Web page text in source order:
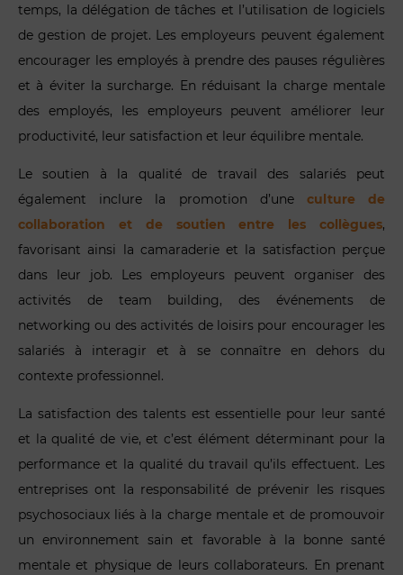
temps, la délégation de tâches et l’utilisation de logiciels
de gestion de projet. Les employeurs peuvent également
encourager les employés à prendre des pauses régulières
et à éviter la surcharge. En réduisant la charge mentale
des employés, les employeurs peuvent améliorer leur
productivité, leur satisfaction et leur équilibre mentale.
Le soutien à la qualité de travail des salariés peut
également inclure la promotion d’une culture de
collaboration et de soutien entre les collègues,
favorisant ainsi la camaraderie et la satisfaction perçue
dans leur job. Les employeurs peuvent organiser des
activités de team building, des événements de
networking ou des activités de loisirs pour encourager les
salariés à interagir et à se connaître en dehors du
contexte professionnel.
La satisfaction des talents est essentielle pour leur santé
et la qualité de vie, et c’est élément déterminant pour la
performance et la qualité du travail qu’ils effectuent. Les
entreprises ont la responsabilité de prévenir les risques
psychosociaux liés à la charge mentale et de promouvoir
un environnement sain et favorable à la bonne santé
mentale et physique de leurs collaborateurs. En prenant